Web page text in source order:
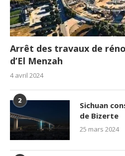
Arrêt des travaux de
d’El Menzah
4 avril 2024
2
Sichuan
de Bizerte
25 mars 2024